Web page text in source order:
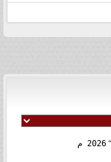
2026 م